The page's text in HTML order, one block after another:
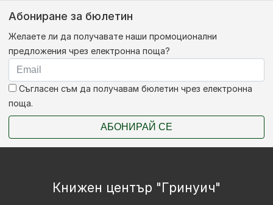
Абониране за бюлетин
Желаете ли да получавате наши промоционални
предложения чрез електронна поща?
Съгласен съм да получавам бюлетин чрез електронна
поща.
АБОНИРАЙ СЕ
Книжен център "Гринуич"